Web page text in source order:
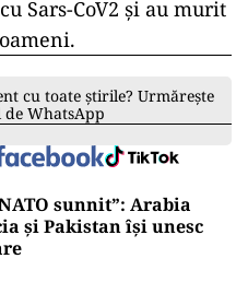
vor fi respectate,
de acum și
de oameni ar putea
deceselor din SUA